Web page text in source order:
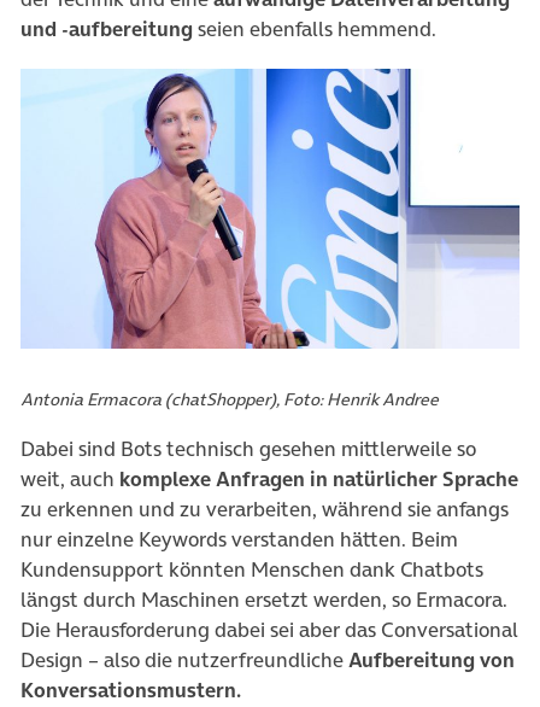
und -aufbereitung seien ebenfalls hemmend.
Antonia Ermacora (chatShopper), Foto: Henrik Andree
Dabei sind Bots technisch gesehen mittlerweile so
weit, auch komplexe Anfragen in natürlicher Sprache
zu erkennen und zu verarbeiten, während sie anfangs
nur einzelne Keywords verstanden hätten. Beim
Kundensupport könnten Menschen dank Chatbots
längst durch Maschinen ersetzt werden, so Ermacora.
Die Herausforderung dabei sei aber das Conversational
Design – also die nutzerfreundlicheAufbereitung von
Konversationsmustern.